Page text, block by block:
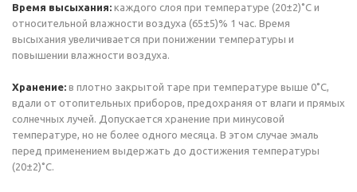
Время высыхания: каждого слоя при температуре (20±2)˚С и
относительной влажности воздуха (65±5)% 1 час. Время
высыхания увеличивается при понижении температуры и
повышении влажности воздуха.
Хранение: в плотно закрытой таре при температуре выше 0˚С,
вдали от отопительных приборов, предохраняя от влаги и прямых
солнечных лучей. Допускается хранение при минусовой
температуре, но не более одного месяца. В этом случае эмаль
перед применением выдержать до достижения температуры
(20±2)˚С.